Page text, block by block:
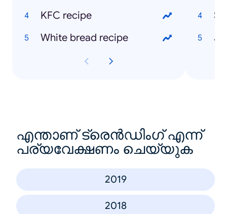
KFC recipe
White bread recipe
എന്താണ് ട്രെൻഡിംഗ് എന്ന്
പര്യവേക്ഷണം ചെയ്യുക
2019
2018